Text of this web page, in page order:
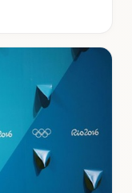
и про